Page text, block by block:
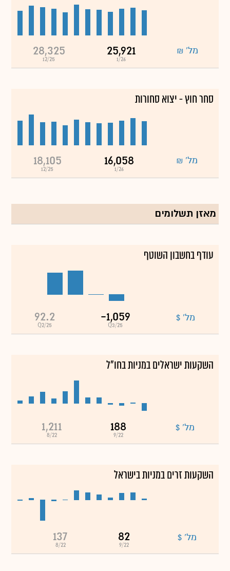
מל' ₪ 25,921
1/26
28,325
12/25
סחר חוץ - יצוא סחורות
מל' ₪ 16,058
1/26
18,105
12/25
מאזן תשלומים
עודף בחשבון השוטף
מל' $ -1,059
Q3/25
92.2
Q2/25
השקעות ישראלים במניות בחו"ל
מל' $ 188
9/22
1,211
8/22
השקעות זרים במניות בישראל
מל' $ 82
9/22
137
8/22